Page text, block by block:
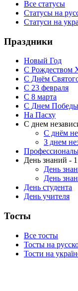
Все статусы
Статусы на
Статуси на
Праздники
Новый Год
С Рождеством
С Днём
С 23 февраля
C 8 марта
С Днем Победы
На Пасху
С днем
С днём
З днем
День знаний - 1
День
День
День студента
День учителя
Тосты
Все тосты
Тосты на
Тости на